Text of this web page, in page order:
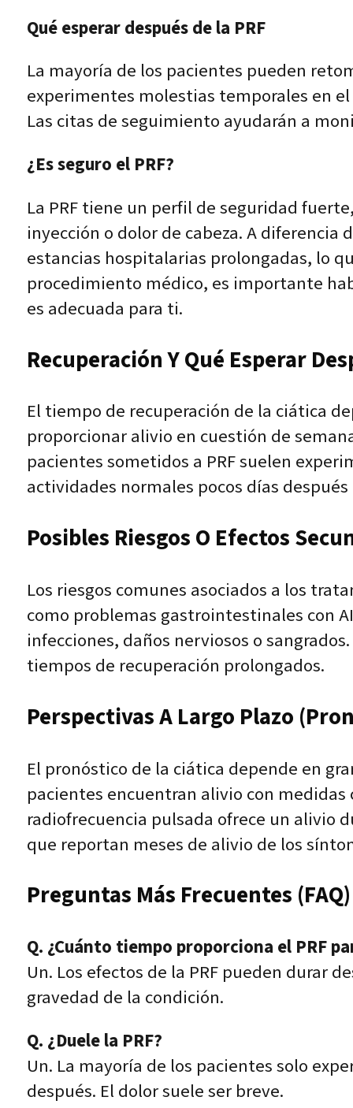
Qué esperar después de la PRF
La mayoría de los pacientes pueden
experimentes molestias temporales en
Las citas de seguimiento ayudarán a
¿Es seguro el PRF?
La PRF tiene un perfil de seguridad
inyección o dolor de cabeza. A
estancias hospitalarias prolongadas, lo
procedimiento médico, es importante
es adecuada para ti.
Recuperación Y Qué Esperar
El tiempo de recuperación de la ciática
proporcionar alivio en cuestión de
pacientes sometidos a PRF suelen
actividades normales pocos días
Posibles Riesgos O Efectos
Los riesgos comunes asociados a los
como problemas gastrointestinales con
infecciones, daños nerviosos o
tiempos de recuperación prolongados.
Perspectivas A Largo Plazo
El pronóstico de la ciática depende en
pacientes encuentran alivio con
radiofrecuencia pulsada ofrece un alivio
que reportan meses de alivio de los
Preguntas Más Frecuentes (FAQ)
Q. ¿Cuánto tiempo proporciona el PRF
Un. Los efectos de la PRF pueden durar
gravedad de la condición.
Q. ¿Duele la PRF?
Un. La mayoría de los pacientes solo
después. El dolor suele ser breve.